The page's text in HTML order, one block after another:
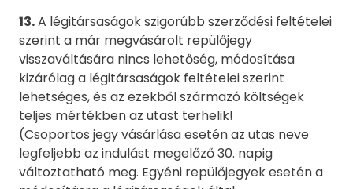
13.A légitársaságok szigorúbb szerződési feltételei
szerint a már megvásárolt repülőjegy
visszaváltására nincs lehetőség, módosítása
kizárólag a légitársaságok feltételei szerint
lehetséges, és az ezekből származó költségek
teljes mértékben az utast terhelik!
(Csoportos jegy vásárlása esetén az utas neve
legfeljebb az indulást megelőző 30. napig
változtatható meg. Egyéni repülőjegyek esetén a